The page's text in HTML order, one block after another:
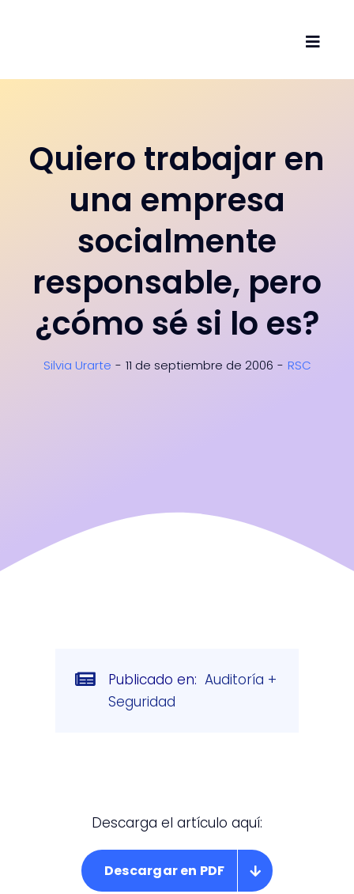
Inicio
Quiero trabajar en
una empresa
socialmente
responsable, pero
¿cómo sé si lo es?
Silvia Urarte - 11 de septiembre de 2006 - RSC
Publicado en: Auditoría +
Seguridad
Descarga el artículo aquí:
Descargar en PDF